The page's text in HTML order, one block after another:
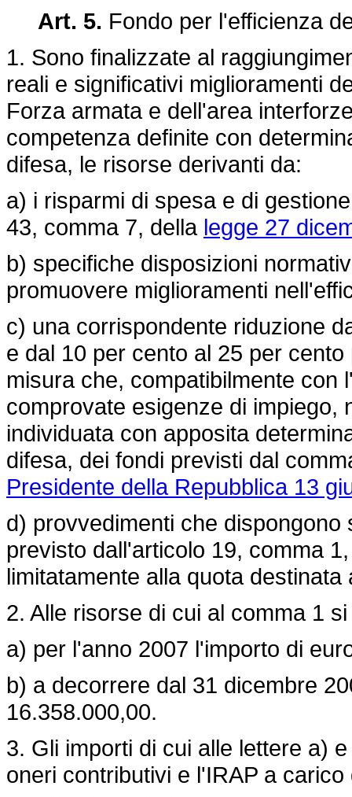
Art. 5. Fondo per l'efficienza
1. Sono finalizzate al
reali e significativi miglioramenti
Forza armata e dell'area
competenza definite con
difesa, le risorse derivanti da:
a) i risparmi di spesa e di
43, comma 7, della legge 27
b) specifiche disposizioni
promuovere miglioramenti
c) una corrispondente riduzione
e dal 10 per cento al 25 per
misura che, compatibilmente con
comprovate esigenze di impiego,
individuata con apposita
difesa, dei fondi previsti dal
Presidente della Repubblica 13
d) provvedimenti che
previsto dall'articolo 19, comma
limitatamente alla quota
2. Alle risorse di cui al comma 1
a) per l'anno 2007 l'importo di
b) a decorrere dal 31 dicembre
16.358.000,00.
3. Gli importi di cui alle lettere a)
oneri contributivi e l'IRAP a carico